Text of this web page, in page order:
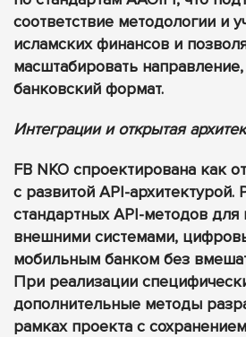
соответствие методологии и
исламских финансов и
масштабировать
банковский формат.
Интеграции и открытая
FB NKO спроектирована как
с развитой API-архитектурой.
стандартных API-методов для
внешними системами,
мобильным банком без
При реализации
дополнительные методы
рамках проекта с